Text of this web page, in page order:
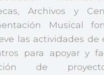
Archivos y
Musical
las actividades de
para apoyar y
de